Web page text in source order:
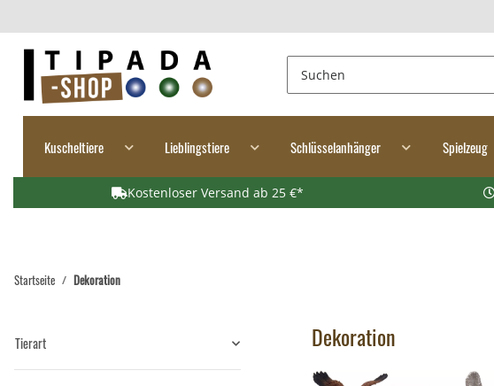
Kuscheltiere Lieblingstiere Schlüsselanhänger Spielzeug
Kostenloser Versand ab 25 €*
Startseite Dekoration
Dekoration
Tierart